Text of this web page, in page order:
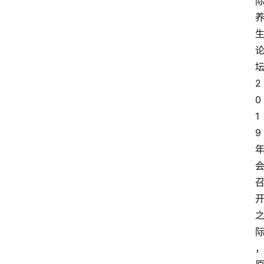
养
生
论
坛
2
0
1
9
年
会
召
开
之
际
，